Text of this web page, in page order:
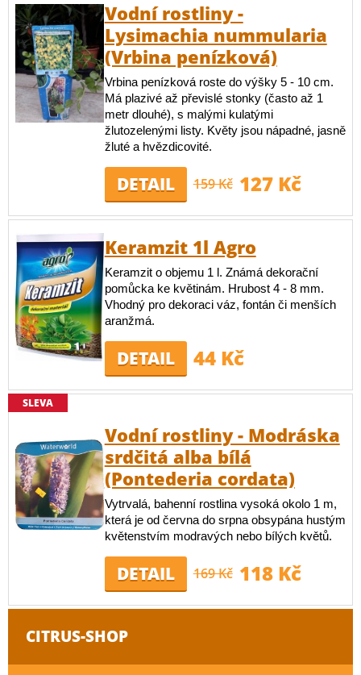
Vodní rostliny -
Lysimachia nummularia
(Vrbina penízková)
Vrbina penízková roste do výšky 5 - 10 cm.
Má plazivé až převislé stonky (často až 1
metr dlouhé), s malými kulatými
žlutozelenými listy. Květy jsou nápadné, jasně
žluté a hvězdicovité.
DETAIL 159 Kč 127 Kč
Keramzit 1l Agro
Keramzit o objemu 1 l. Známá dekorační
pomůcka ke květinám. Hrubost 4 - 8 mm.
Vhodný pro dekoraci váz, fontán či menších
aranžmá.
DETAIL 44 Kč
SLEVA
Vodní rostliny - Modráska
srdčitá alba bílá
(Pontederia cordata)
Vytrvalá, bahenní rostlina vysoká okolo 1 m,
která je od června do srpna obsypána hustým
květenstvím modravých nebo bílých květů.
DETAIL 169 Kč 118 Kč
CITRUS-SHOP